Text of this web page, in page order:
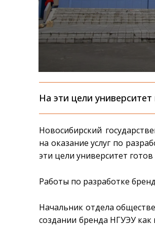
На эти цели
Новосибирский
на оказание услуг по
эти цели университет
Работы по разработке
Начальник отдела
создании бренда НГУЭУ